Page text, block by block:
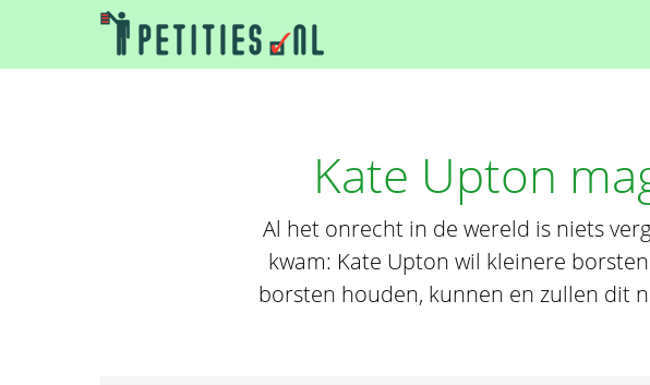
Kate Upton
Al het onrecht in de wereld is niets
kwam: Kate Upton wil kleinere
borsten houden, kunnen en zullen dit